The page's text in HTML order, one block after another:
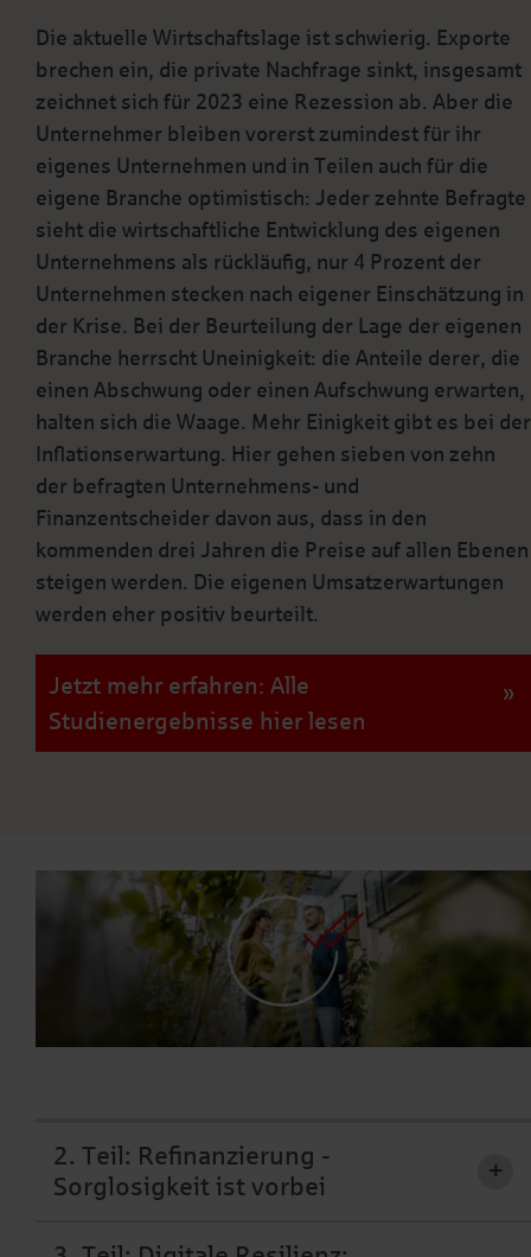
Die aktuelle Wirtschaftslage ist schwierig. Exporte
brechen ein, die private Nachfrage sinkt, insgesamt
zeichnet sich für 2023 eine Rezession ab. Aber die
Unternehmer bleiben vorerst zumindest für ihr
eigenes Unternehmen und in Teilen auch für die
eigene Branche optimistisch: Jeder zehnte Befragte
sieht die wirtschaftliche Entwicklung des eigenen
Unternehmens als rückläufig, nur 4 Prozent der
Unternehmen stecken nach eigener Einschätzung in
der Krise. Bei der Beurteilung der Lage der eigenen
Branche herrscht Uneinigkeit: die Anteile derer, die
einen Abschwung oder einen Aufschwung erwarten,
halten sich die Waage. Mehr Einigkeit gibt es bei der
Inflationserwartung. Hier gehen sieben von zehn
der befragten Unternehmens- und
Finanzentscheider davon aus, dass in den
kommenden drei Jahren die Preise auf allen Ebenen
steigen werden. Die eigenen Umsatzerwartungen
werden eher positiv beurteilt.
Jetzt mehr erfahren: Alle
Studienergebnisse hier lesen
2. Teil: Refinanzierung -
Sorglosigkeit ist vorbei
+